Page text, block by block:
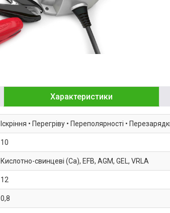
Характеристики
Іскріння • Перегріву • Переполярності •
10
Кислотно-свинцеві (Ca), EFB, AGM, GEL, VRLA
12
0,8